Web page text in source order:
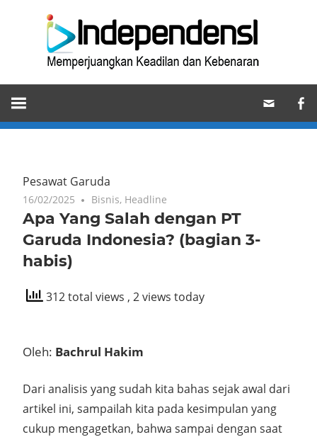
Memperjuangkan
Keadilan
dan
Pesawat Garuda
16/02/2025 Bisnis, Headline
Apa Yang Salah dengan PT
Garuda Indonesia? (bagian 3-
habis)
312 total views , 2 views today
Oleh: Bachrul Hakim
Dari analisis yang sudah kita bahas sejak awal dari
artikel ini, sampailah kita pada kesimpulan yang
cukup mengagetkan, bahwa sampai dengan saat